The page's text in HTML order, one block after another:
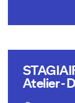
Atelier -